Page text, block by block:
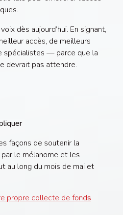
dès aujourd’hui. En signant,
accès, de meilleurs
spécialistes — parce que la
devrait pas attendre.
façons de soutenir la
le mélanome et les
au long du mois de mai et
propre collecte de fonds